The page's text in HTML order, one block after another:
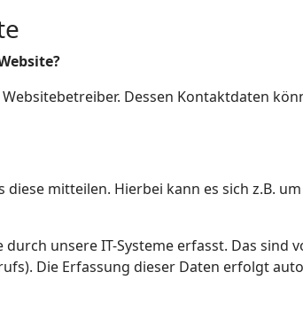
Dessen Kontaktdaten
mitteilen. Hierbei kann es sich z.B.
unsere IT-Systeme erfasst. Das sind
Die Erfassung dieser Daten erfolgt